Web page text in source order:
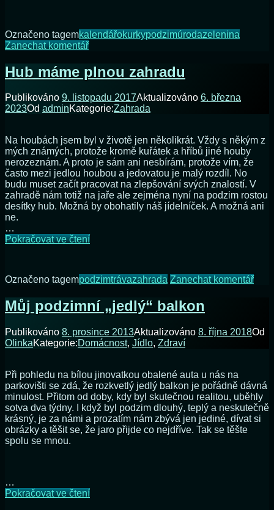
podzim
Označeno tagemkalendářokurkypodzimúrodazelenina
Zanechat komentářna
sklízíme
i
podzim
Hub máme plnou zahradu
Publikováno 9. listopadu 2017Aktualizováno 6. března
2023Od adminKategorie:Zahrada
Na houbách jsem byl v životě jen několikrát. Vždy s někým z
mých známých, protože kromě kuřátek a hříbů jiné houby
nerozeznám. A proto je sám ani nesbírám, protože vím, že
často mezi jedlou houbou a jedovatou je malý rozdíl. No
budu muset začít pracovat na zlepšování svých znalostí. V
zahradě nám totiž na jaře ale zejména nyní na podzim rostou
desítky hub. Možná by obohatily náš jídelníček. A možná ani
ne.
…
Pokračovat ve čteníHub
zahradu
Označeno tagempodzimtrávazahrada Zanechat komentářna
Můj podzimní „jedlý“ balkon
Publikováno 8. prosince 2013Aktualizováno 8. října 2018Od
OlinkaKategorie:Domácnost, Jídlo, Zdraví
Při pohledu na bílou jinovatkou obalené auta u nás na
parkovišti se zdá, že rozkvetlý jedlý balkon je pořádně dávná
minulost. Přitom od doby, kdy byl skutečnou realitou, uběhly
sotva dva týdny. I když byl podzim dlouhý, teplý a neskutečně
krásný, je za námi a prozatím nám zbývá jen jediné, dívat si
obrázky a těšit se, že jaro přijde co nejdříve. Tak se těšte
spolu se mnou.
…
Pokračovat ve čteníMůj